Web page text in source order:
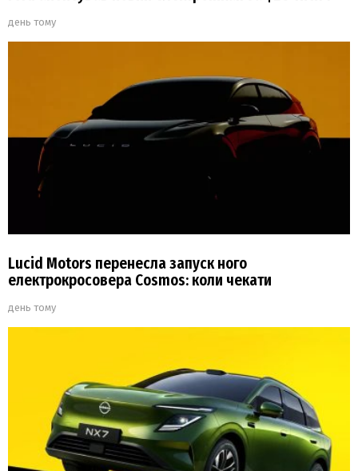
день тому
Lucid Motors перенесла запуск ного
електрокросовера Cosmos: коли чекати
день тому